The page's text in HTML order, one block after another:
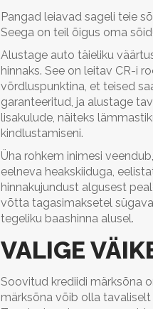
Pangad leiavad sageli teie
Seega on teil õigus oma
Alustage auto täieliku
hinnaks. See on leitav CR-i
võrdluspunktina, et teised
garanteeritud, ja alustage
lisakulude, näiteks
kindlustamiseni.
Üha rohkem inimesi
eelneva heakskiiduga,
hinnakujundust algusest
võtta tagasimaksetel
tegeliku baashinna alusel.
VALIGE
Soovitud krediidi märksõna
märksõna võib olla